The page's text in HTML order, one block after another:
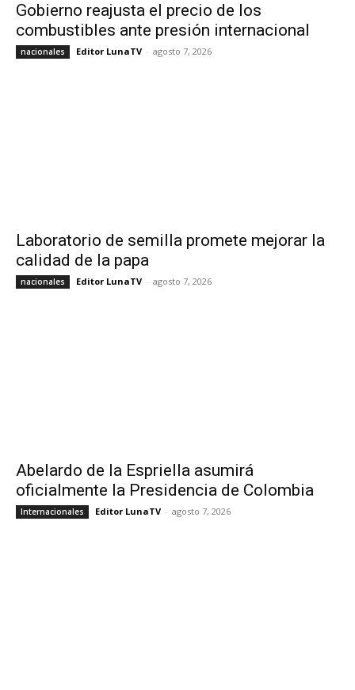
Gobierno reajusta el precio de los
combustibles ante presión internacional
nacionales Editor LunaTV - agosto 7, 2026
Laboratorio de semilla promete mejorar la
calidad de la papa
nacionales Editor LunaTV - agosto 7, 2026
Abelardo de la Espriella asumirá
oficialmente la Presidencia de Colombia
Internacionales Editor LunaTV - agosto 7, 2026